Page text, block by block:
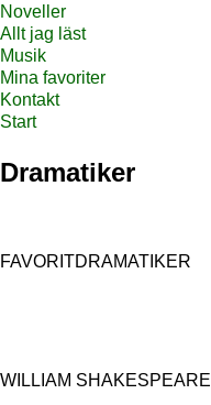
Noveller
Allt jag läst
Musik
Mina favoriter
Kontakt
Start
Dramatiker
FAVORITDRAMATIKER
WILLIAM SHAKESPEARE